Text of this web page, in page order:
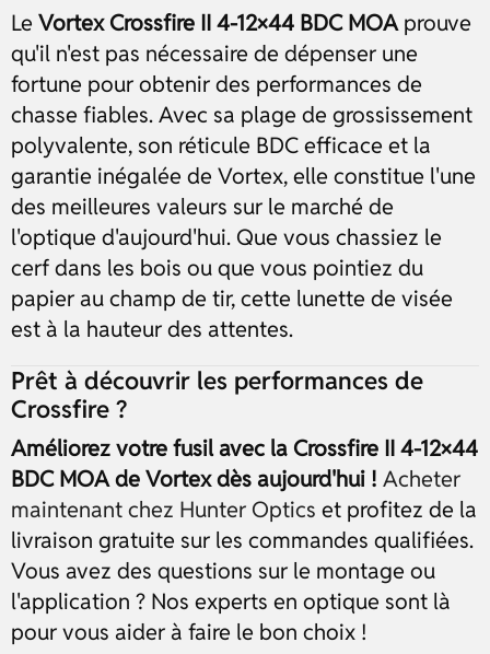
Le Vortex Crossfire II 4-12×44 BDC MOAprouve
qu'il n'est pas nécessaire de dépenser une
fortune pour obtenir des performances de
chasse fiables. Avec sa plage de grossissement
polyvalente, son réticule BDC efficace et la
garantie inégalée de Vortex, elle constitue l'une
des meilleures valeurs sur le marché de
l'optique d'aujourd'hui. Que vous chassiez le
cerf dans les bois ou que vous pointiez du
papier au champ de tir, cette lunette de visée
est à la hauteur des attentes.
Prêt à découvrir les performances de
Crossfire ?
Améliorez votre fusil avec la Crossfire II 4-12×44
BDC MOA de Vortex dès aujourd'hui ! Acheter
maintenant chez Hunter Optics et profitez de la
livraison gratuite sur les commandes qualifiées.
Vous avez des questions sur le montage ou
l'application ? Nos experts en optique sont là
pour vous aider à faire le bon choix !